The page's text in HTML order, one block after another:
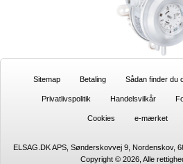
Sitemap Betaling Sådan finder du
Privatlivspolitik Handelsvilkår
Cookies e-mærket
ELSAG.DK APS, Sønderskovvej 9, Nordenskov,
Copyright © 2026, Alle